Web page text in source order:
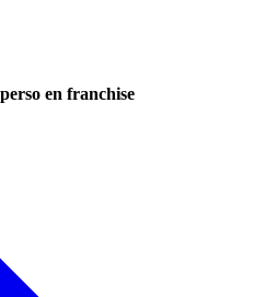
en franchise